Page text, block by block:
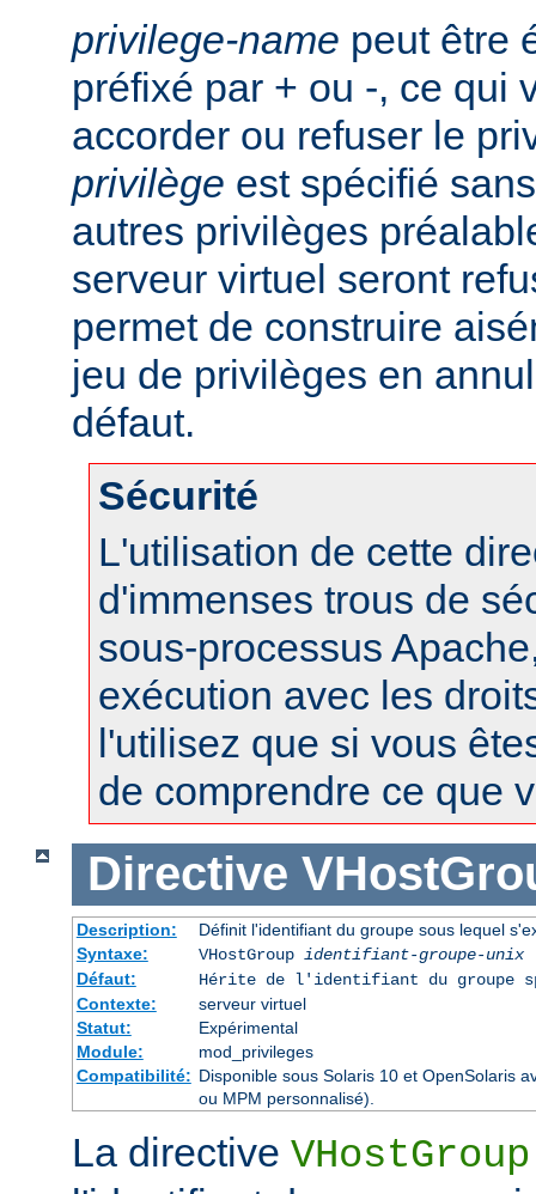
privilege-name peut être
préfixé par + ou -, ce qui
accorder ou refuser le
privilège est spécifié
autres privilèges
serveur virtuel seront
permet de construire
jeu de privilèges en
défaut.
Sécurité
L'utilisation de cette
d'immenses trous de
sous-processus
exécution avec les
l'utilisez que si vous
de comprendre ce que
Directive
Description:
Définit l'identifiant du groupe sous lequel
Syntaxe:
VHostGroup identifiant-groupe-unix
Défaut:
Hérite de l'identifiant du groupe
Contexte:
serveur virtuel
Statut:
Expérimental
Module:
mod_privileges
Compatibilité: Disponible sous Solaris 10 et OpenSolaris
ou MPM personnalisé).
La directive VHostGroup